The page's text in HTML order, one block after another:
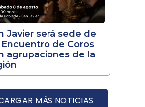
Javier será sede de
de Coros
agrupaciones de la
MÁS NOTICIAS